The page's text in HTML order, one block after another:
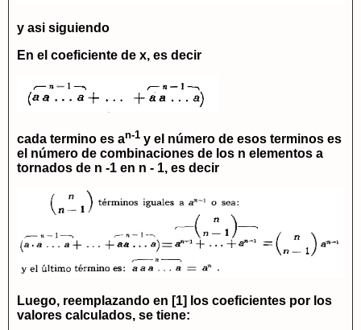
y asi siguiendo
En el coeficiente de x, es decir
cada termino es an-1 y el número de esos terminos es
el número de combinaciones de los n elementos a
tornados de n -1 en n - 1, es decir
Luego, reemplazando en [1] los coeficientes por los
valores calculados, se tiene: